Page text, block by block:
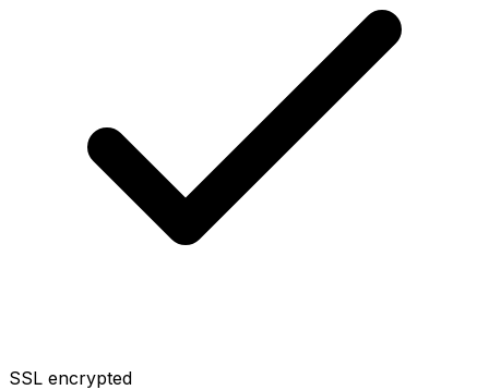
SSL encrypted